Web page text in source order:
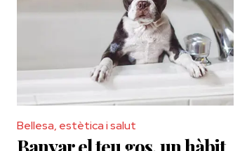
Bellesa, estètica i salut